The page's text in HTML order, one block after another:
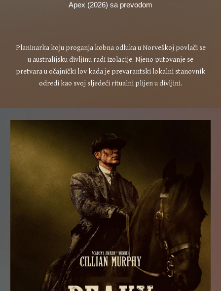
Apex (2026) sa prevodom
Planinarka koju proganja kobna odluka u Norveškoj povlači se
u australijsku divljinu radi izolacije. Njeno putovanje se
pretvara u očajnički lov kada je prevarantski lokalni stanovnik
odredi kao svoj sljedeći ritualni plijen u divljini.